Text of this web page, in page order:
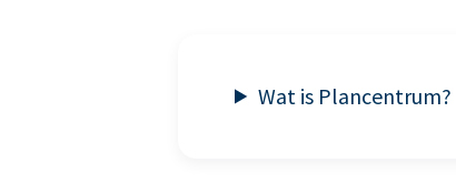
Wat is Plancentrum?